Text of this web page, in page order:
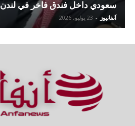
سعودي داخل فندق فاخر في لندن
آنفانيوز - 23 يوليو، 2026